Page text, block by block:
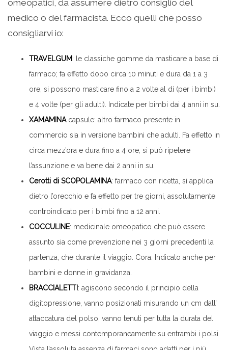
omeopatici, da assumere dietro consiglio del
medico o del farmacista. Ecco quelli che posso
consigliarvi io:
TRAVELGUM: le classiche gomme da masticare a base di
farmaco; fa effetto dopo circa 10 minuti e dura da 1 a 3
ore, si possono masticare fino a 2 volte al di (per i bimbi)
e 4 volte (per gli adulti). Indicate per bimbi dai 4 anni in su.
XAMAMINA capsule: altro farmaco presente in
commercio sia in versione bambini che adulti. Fa effetto in
circa mezz’ora e dura fino a 4 ore, si può ripetere
l’assunzione e va bene dai 2 anni in su.
Cerotti di SCOPOLAMINA: farmaco con ricetta, si applica
dietro l’orecchio e fa effetto per tre giorni, assolutamente
controindicato per i bimbi fino a 12 anni.
COCCULINE: medicinale omeopatico che può essere
assunto sia come prevenzione nei 3 giorni precedenti la
partenza, che durante il viaggio. Cora. Indicato anche per
bambini e donne in gravidanza.
BRACCIALETTI : agiscono secondo il principio della
digitopressione, vanno posizionati misurando un cm dall’
attaccatura del polso, vanno tenuti per tutta la durata del
viaggio e messi contemporaneamente su entrambi i polsi.